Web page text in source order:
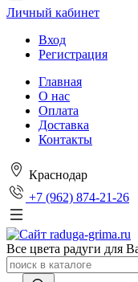
Личный кабинет
Вход
Регистрация
Главная
О нас
Оплата
Доставка
Контакты
Краснодар
+7 (962) 874-21-26
Все цвета радуги для